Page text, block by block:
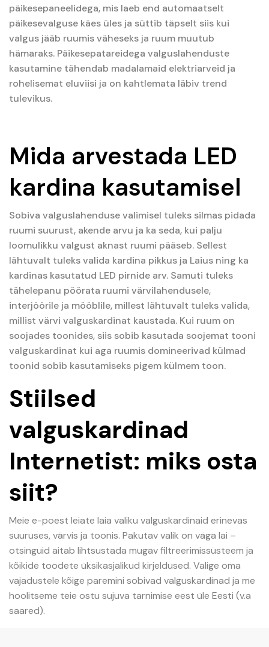
päikesepaneelidega, mis laeb end automaatselt
päikesevalguse käes üles ja süttib täpselt siis kui
valgus jääb ruumis väheseks ja ruum muutub
hämaraks. Päikesepatareidega valguslahenduste
kasutamine tähendab madalamaid elektriarveid ja
rohelisemat eluviisi ja on kahtlemata läbiv trend
tulevikus.
Mida arvestada LED
kardina kasutamisel
Sobiva valguslahenduse valimisel tuleks silmas pidada
ruumi suurust, akende arvu ja ka seda, kui palju
loomulikku valgust aknast ruumi pääseb. Sellest
lähtuvalt tuleks valida kardina pikkus ja Laius ning ka
kardinas kasutatud LED pirnide arv. Samuti tuleks
tähelepanu pöörata ruumi värvilahendusele,
interjöörile ja mööblile, millest lähtuvalt tuleks valida,
millist värvi valguskardinat kaustada. Kui ruum on
soojades toonides, siis sobib kasutada soojemat tooni
valguskardinat kui aga ruumis domineerivad külmad
toonid sobib kasutamiseks pigem külmem toon.
Stiilsed
valguskardinad
Internetist: miks osta
siit?
Meie e-poest leiate laia valiku valguskardinaid erinevas
suuruses, värvis ja toonis. Pakutav valik on väga lai –
otsinguid aitab lihtsustada mugav filtreerimissüsteem ja
kõikide toodete üksikasjalikud kirjeldused. Valige oma
vajadustele kõige paremini sobivad valguskardinad ja me
hoolitseme teie ostu sujuva tarnimise eest üle Eesti (v.a
saared).